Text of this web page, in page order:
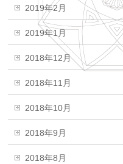
2019年2月
2019年1月
2018年12月
2018年11月
2018年10月
2018年9月
2018年8月